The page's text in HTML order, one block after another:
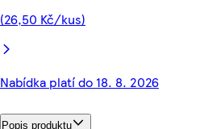
(26,50 Kč/kus)
Nabídka platí do 18. 8. 2026
Popis produktu